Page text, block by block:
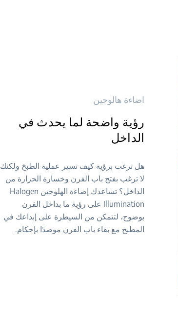
اضاءة هالوجين
رؤية واضحة لما يحدث في
الداخل
هل ترغب برؤية كيف تسير عملية الطبخ ولكنك
لا ترغب بفتح باب الفرن وخسارة الحرارة من
الداخل؟ تساعدك إضاءة الهلوجين Halogen
Illumination على رؤية ما بداخل الفرن
بوضوح، لتتمكن من السيطرة على إبداعك في
المطبخ مع بقاء باب الفرن موصدًا بإحكام.